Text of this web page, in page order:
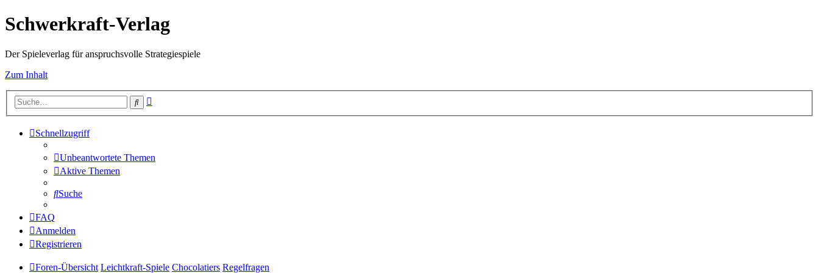
Schwerkraft-Verlag
Der Spieleverlag für anspruchsvolle Strategiespiele
Zum Inhalt
Suche
Schnellzugriff
Unbeantwortete Themen
Aktive Themen
Suche
FAQ
Anmelden
Registrieren
Foren-Übersicht Leichtkraft-Spiele Chocolatiers Regelfragen